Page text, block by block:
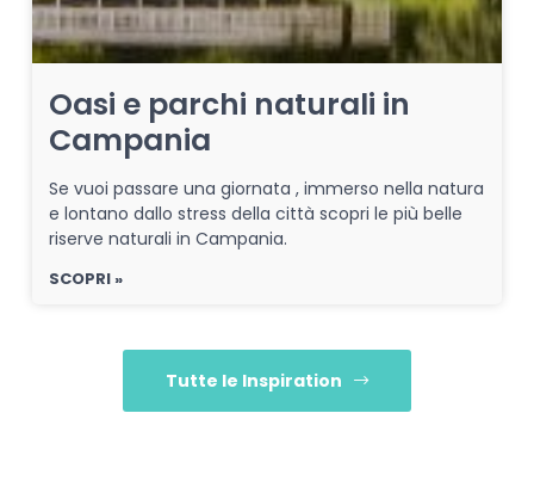
Oasi e parchi naturali in
Campania
Se vuoi passare una giornata , immerso nella natura
e lontano dallo stress della città scopri le più belle
riserve naturali in Campania.
SCOPRI »
Tutte le Inspiration